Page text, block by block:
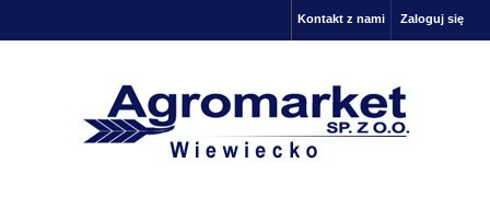
Zaloguj się
Kontakt z nami